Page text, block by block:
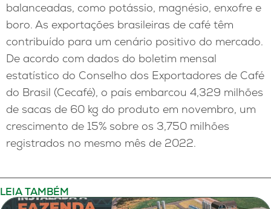
balanceadas, como potássio, magnésio, enxofre e
boro. As exportações brasileiras de café têm
contribuído para um cenário positivo do mercado.
De acordo com dados do boletim mensal
estatístico do Conselho dos Exportadores de Café
do Brasil (Cecafé), o país embarcou 4,329 milhões
de sacas de 60 kg do produto em novembro, um
crescimento de 15% sobre os 3,750 milhões
registrados no mesmo mês de 2022.
LEIA TAMBÉM